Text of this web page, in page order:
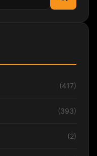
Cerca
(417)
(393)
(2)